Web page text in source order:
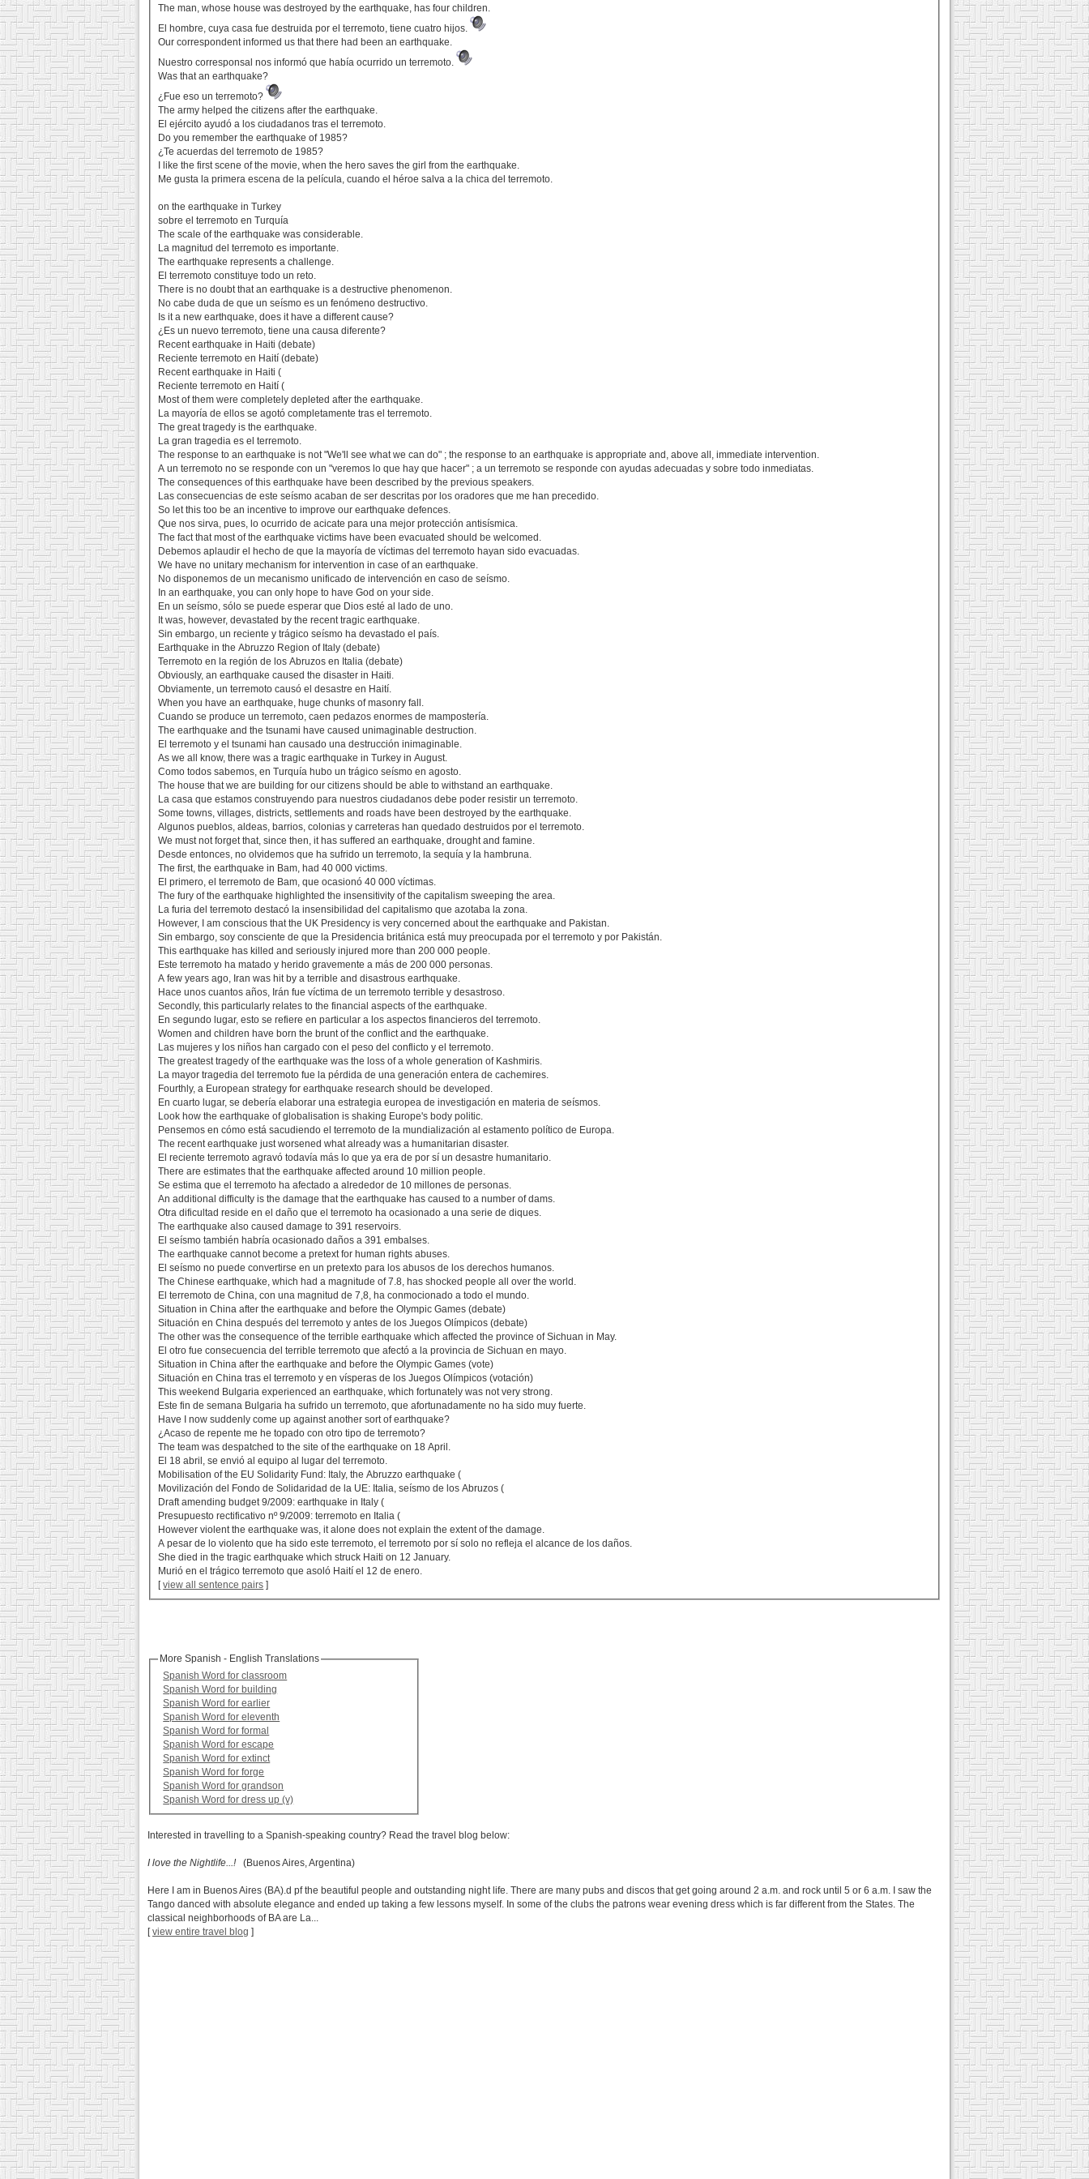
The man, whose house was destroyed by the earthquake, has four children.
El hombre, cuya casa fue destruida por el terremoto, tiene cuatro hijos.
Our correspondent informed us that there had been an earthquake.
Nuestro corresponsal nos informó que había ocurrido un terremoto.
Was that an earthquake?
¿Fue eso un terremoto?
The army helped the citizens after the earthquake.
El ejército ayudó a los ciudadanos tras el terremoto.
Do you remember the earthquake of 1985?
¿Te acuerdas del terremoto de 1985?
I like the first scene of the movie, when the hero saves the girl from the earthquake.
Me gusta la primera escena de la película, cuando el héroe salva a la chica del terremoto.
on the earthquake in Turkey
sobre el terremoto en Turquía
The scale of the earthquake was considerable.
La magnitud del terremoto es importante.
The earthquake represents a challenge.
El terremoto constituye todo un reto.
There is no doubt that an earthquake is a destructive phenomenon.
No cabe duda de que un seísmo es un fenómeno destructivo.
Is it a new earthquake, does it have a different cause?
¿Es un nuevo terremoto, tiene una causa diferente?
Recent earthquake in Haiti (debate)
Reciente terremoto en Haití (debate)
Recent earthquake in Haiti (
Reciente terremoto en Haití (
Most of them were completely depleted after the earthquake.
La mayoría de ellos se agotó completamente tras el terremoto.
The great tragedy is the earthquake.
La gran tragedia es el terremoto.
The response to an earthquake is not "We'll see what we can do" ; the response to an earthquake is appropriate and, above all, immediate intervention.
A un terremoto no se responde con un "veremos lo que hay que hacer" ; a un terremoto se responde con ayudas adecuadas y sobre todo inmediatas.
The consequences of this earthquake have been described by the previous speakers.
Las consecuencias de este seísmo acaban de ser descritas por los oradores que me han precedido.
So let this too be an incentive to improve our earthquake defences.
Que nos sirva, pues, lo ocurrido de acicate para una mejor protección antisísmica.
The fact that most of the earthquake victims have been evacuated should be welcomed.
Debemos aplaudir el hecho de que la mayoría de víctimas del terremoto hayan sido evacuadas.
We have no unitary mechanism for intervention in case of an earthquake.
No disponemos de un mecanismo unificado de intervención en caso de seísmo.
In an earthquake, you can only hope to have God on your side.
En un seísmo, sólo se puede esperar que Dios esté al lado de uno.
It was, however, devastated by the recent tragic earthquake.
Sin embargo, un reciente y trágico seísmo ha devastado el país.
Earthquake in the Abruzzo Region of Italy (debate)
Terremoto en la región de los Abruzos en Italia (debate)
Obviously, an earthquake caused the disaster in Haiti.
Obviamente, un terremoto causó el desastre en Haití.
When you have an earthquake, huge chunks of masonry fall.
Cuando se produce un terremoto, caen pedazos enormes de mampostería.
The earthquake and the tsunami have caused unimaginable destruction.
El terremoto y el tsunami han causado una destrucción inimaginable.
As we all know, there was a tragic earthquake in Turkey in August.
Como todos sabemos, en Turquía hubo un trágico seísmo en agosto.
The house that we are building for our citizens should be able to withstand an earthquake.
La casa que estamos construyendo para nuestros ciudadanos debe poder resistir un terremoto.
Some towns, villages, districts, settlements and roads have been destroyed by the earthquake.
Algunos pueblos, aldeas, barrios, colonias y carreteras han quedado destruidos por el terremoto.
We must not forget that, since then, it has suffered an earthquake, drought and famine.
Desde entonces, no olvidemos que ha sufrido un terremoto, la sequía y la hambruna.
The first, the earthquake in Bam, had 40 000 victims.
El primero, el terremoto de Bam, que ocasionó 40 000 víctimas.
The fury of the earthquake highlighted the insensitivity of the capitalism sweeping the area.
La furia del terremoto destacó la insensibilidad del capitalismo que azotaba la zona.
However, I am conscious that the UK Presidency is very concerned about the earthquake and Pakistan.
Sin embargo, soy consciente de que la Presidencia británica está muy preocupada por el terremoto y por Pakistán.
This earthquake has killed and seriously injured more than 200 000 people.
Este terremoto ha matado y herido gravemente a más de 200 000 personas.
A few years ago, Iran was hit by a terrible and disastrous earthquake.
Hace unos cuantos años, Irán fue víctima de un terremoto terrible y desastroso.
Secondly, this particularly relates to the financial aspects of the earthquake.
En segundo lugar, esto se refiere en particular a los aspectos financieros del terremoto.
Women and children have born the brunt of the conflict and the earthquake.
Las mujeres y los niños han cargado con el peso del conflicto y el terremoto.
The greatest tragedy of the earthquake was the loss of a whole generation of Kashmiris.
La mayor tragedia del terremoto fue la pérdida de una generación entera de cachemires.
Fourthly, a European strategy for earthquake research should be developed.
En cuarto lugar, se debería elaborar una estrategia europea de investigación en materia de seísmos.
Look how the earthquake of globalisation is shaking Europe's body politic.
Pensemos en cómo está sacudiendo el terremoto de la mundialización al estamento político de Europa.
The recent earthquake just worsened what already was a humanitarian disaster.
El reciente terremoto agravó todavía más lo que ya era de por sí un desastre humanitario.
There are estimates that the earthquake affected around 10 million people.
Se estima que el terremoto ha afectado a alrededor de 10 millones de personas.
An additional difficulty is the damage that the earthquake has caused to a number of dams.
Otra dificultad reside en el daño que el terremoto ha ocasionado a una serie de diques.
The earthquake also caused damage to 391 reservoirs.
El seísmo también habría ocasionado daños a 391 embalses.
The earthquake cannot become a pretext for human rights abuses.
El seísmo no puede convertirse en un pretexto para los abusos de los derechos humanos.
The Chinese earthquake, which had a magnitude of 7.8, has shocked people all over the world.
El terremoto de China, con una magnitud de 7,8, ha conmocionado a todo el mundo.
Situation in China after the earthquake and before the Olympic Games (debate)
Situación en China después del terremoto y antes de los Juegos Olímpicos (debate)
The other was the consequence of the terrible earthquake which affected the province of Sichuan in May.
El otro fue consecuencia del terrible terremoto que afectó a la provincia de Sichuan en mayo.
Situation in China after the earthquake and before the Olympic Games (vote)
Situación en China tras el terremoto y en vísperas de los Juegos Olímpicos (votación)
This weekend Bulgaria experienced an earthquake, which fortunately was not very strong.
Este fin de semana Bulgaria ha sufrido un terremoto, que afortunadamente no ha sido muy fuerte.
Have I now suddenly come up against another sort of earthquake?
¿Acaso de repente me he topado con otro tipo de terremoto?
The team was despatched to the site of the earthquake on 18 April.
El 18 abril, se envió al equipo al lugar del terremoto.
Mobilisation of the EU Solidarity Fund: Italy, the Abruzzo earthquake (
Movilización del Fondo de Solidaridad de la UE: Italia, seísmo de los Abruzos (
Draft amending budget 9/2009: earthquake in Italy (
Presupuesto rectificativo nº 9/2009: terremoto en Italia (
However violent the earthquake was, it alone does not explain the extent of the damage.
A pesar de lo violento que ha sido este terremoto, el terremoto por sí solo no refleja el alcance de los daños.
She died in the tragic earthquake which struck Haiti on 12 January.
Murió en el trágico terremoto que asoló Haití el 12 de enero.
[view all sentence pairs ]
More Spanish - English Translations
Spanish Word for classroom
Spanish Word for building
Spanish Word for earlier
Spanish Word for eleventh
Spanish Word for formal
Spanish Word for escape
Spanish Word for extinct
Spanish Word for forge
Spanish Word for grandson
Spanish Word for dress up (v)
Interested in travelling to a Spanish-speaking country? Read the travel blog below:
I love the Nightlife...!(Buenos Aires, Argentina)
Here I am in Buenos Aires (BA).d pf the beautiful people and outstanding night life. There are many pubs and discos that get going around 2 a.m. and rock until 5 or 6 a.m. I saw the
Tango danced with absolute elegance and ended up taking a few lessons myself. In some of the clubs the patrons wear evening dress which is far different from the States. The
classical neighborhoods of BA are La...
[view entire travel blog ]